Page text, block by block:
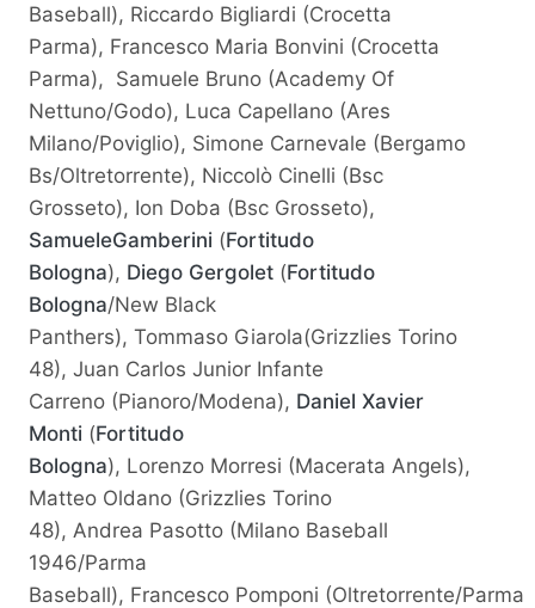
Baseball), Riccardo Bigliardi (Crocetta
Parma), Francesco Maria Bonvini (Crocetta
Parma), Samuele Bruno (Academy Of
Nettuno/Godo), Luca Capellano (Ares
Milano/Poviglio), Simone Carnevale (Bergamo
Bs/Oltretorrente), Niccolò Cinelli (Bsc
Grosseto), Ion Doba (Bsc Grosseto),
SamueleGamberini (Fortitudo
Bologna), Diego Gergolet (Fortitudo
Bologna/New Black
Panthers), Tommaso Giarola(Grizzlies Torino
48), Juan Carlos Junior Infante
Carreno (Pianoro/Modena), Daniel Xavier
Monti (Fortitudo
Bologna), Lorenzo Morresi (Macerata Angels),
Matteo Oldano (Grizzlies Torino
48), Andrea Pasotto (Milano Baseball
1946/Parma
Baseball), Francesco Pomponi (Oltretorrente/Parma